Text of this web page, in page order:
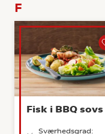
F
Fisk i BBQ sovs
Sværhedsgrad: